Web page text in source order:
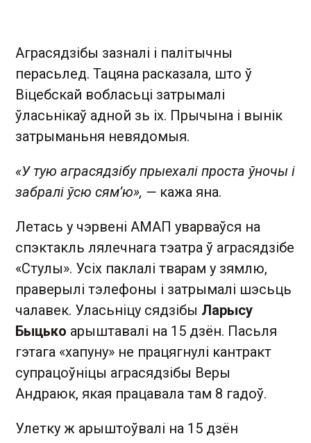
Аграсядзібы зазналі і палітычны
перасьлед. Тацяна расказала, што ў
Віцебскай вобласьці затрымалі
ўласьнікаў адной зь іх. Прычына і вынік
затрыманьня невядомыя.
«У тую аграсядзібу прыехалі проста ўночы і
забралі ўсю сям’ю», — кажа яна.
Летась у чэрвені АМАП уварваўся на
спэктакль лялечнага тэатра ў аграсядзібе
«Стулы». Усіх паклалі тварам у зямлю,
праверылі тэлефоны і затрымалі шэсьць
чалавек. Уласьніцу сядзібы Ларысу
Быцько арыштавалі на 15 дзён. Пасьля
гэтага «хапуну» не працягнулі кантракт
супрацоўніцы аграсядзібы Веры
Андраюк, якая працавала там 8 гадоў.
Улетку ж арыштоўвалі на 15 дзён